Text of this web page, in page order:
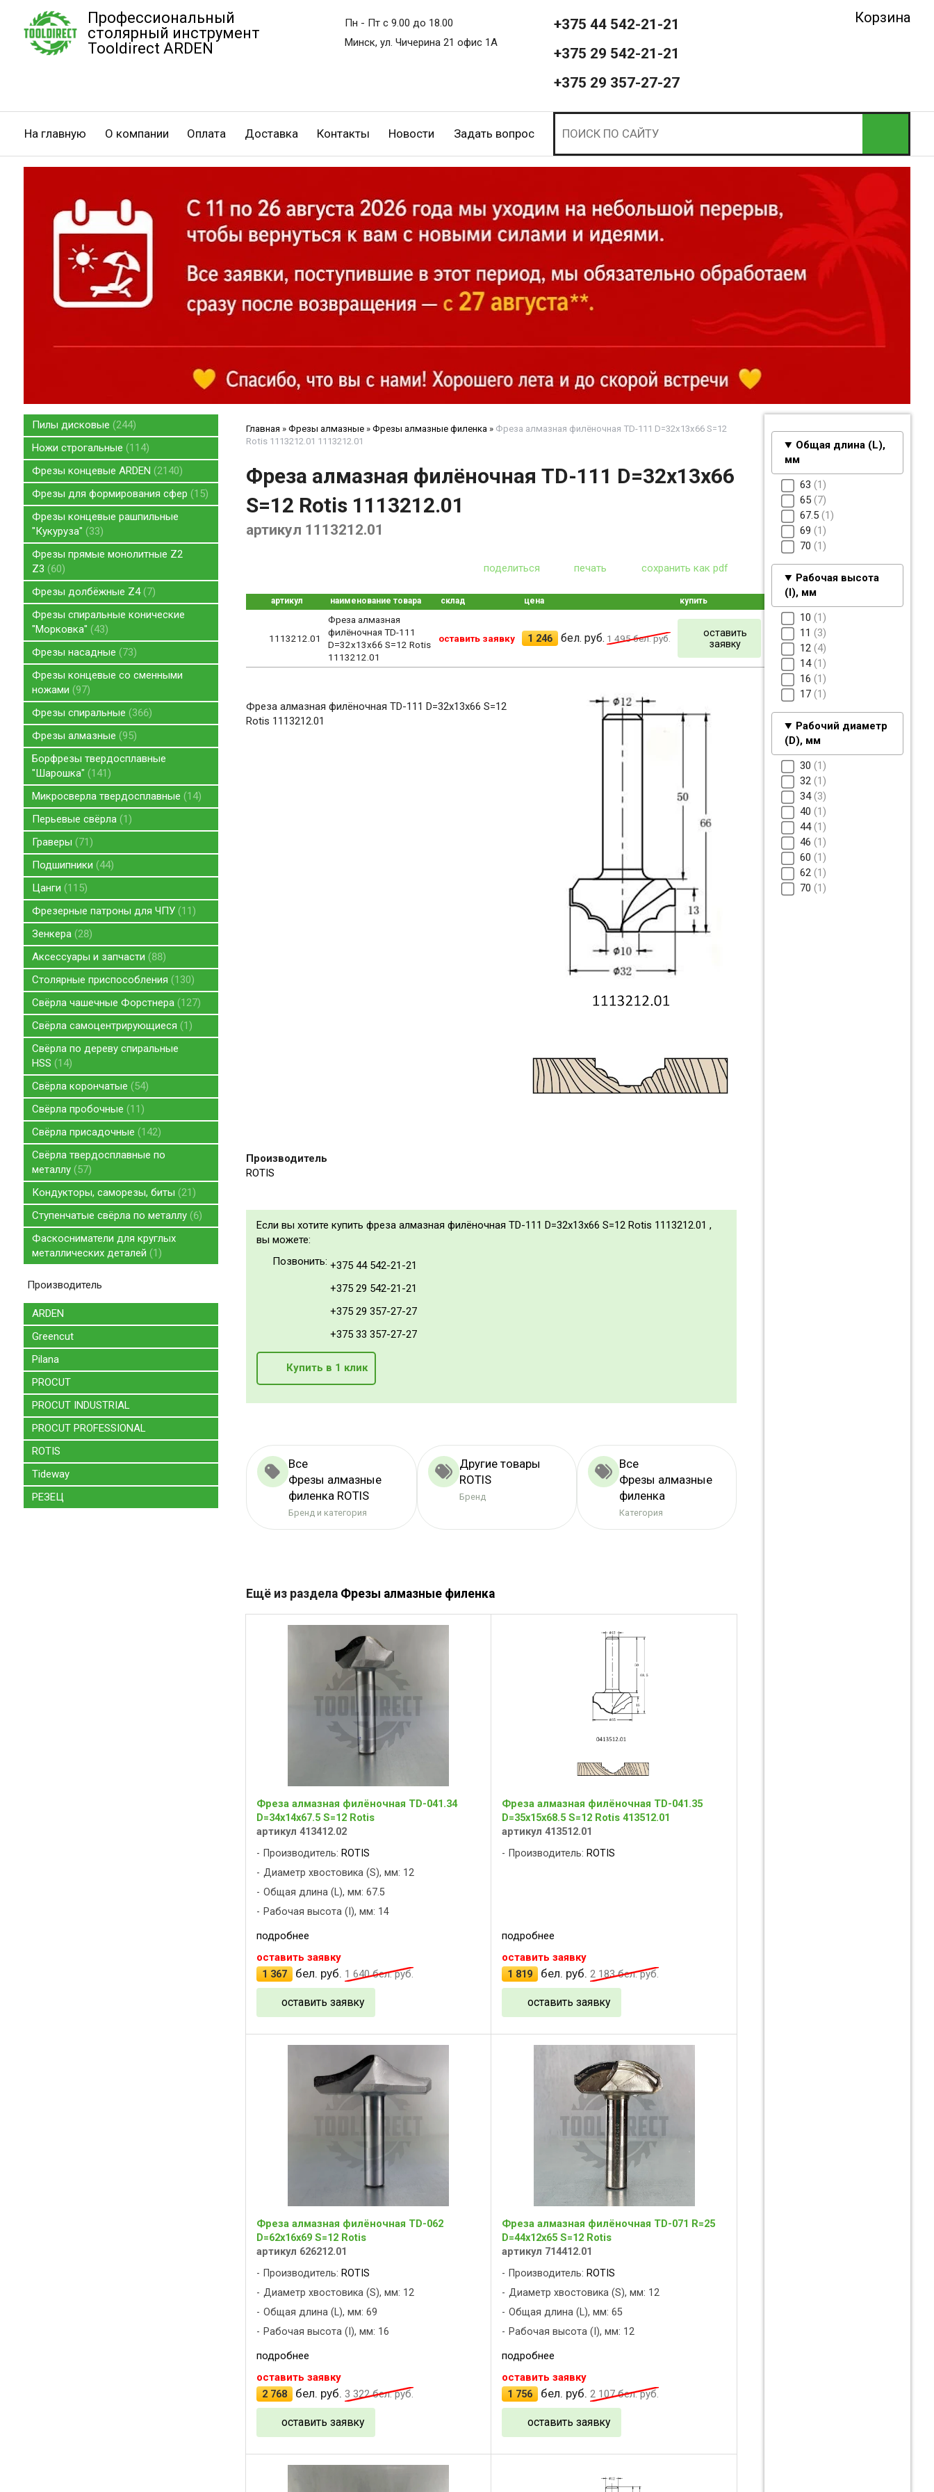
Профессиональный
столярный инструмент
Tooldirect ARDEN
Пн - Пт с 9.00 до 18.00
Минск, ул. Чичерина 21 офис 1А
+375 44 542-21-21
+375 29 542-21-21
+375 29 357-27-27
Корзина
На главную О компании Оплата Доставка Контакты Новости Задать вопрос
Пилы дисковые 244
Ножи строгальные 114
Фрезы концевые ARDEN 2140
Фрезы для формирования сфер 15
Фрезы концевые рашпильные
"Кукуруза" 33
Фрезы прямые монолитные Z2
Z3 60
Фрезы долбёжные Z4 7
Фрезы спиральные конические
"Морковка" 43
Фрезы насадные 73
Фрезы концевые со сменными
ножами 97
Фрезы спиральные 366
Фрезы алмазные 95
Борфрезы твердосплавные
"Шарошка" 141
Микросверла твердосплавные 14
Перьевые свёрла 1
Граверы 71
Подшипники 44
Цанги 115
Фрезерные патроны для ЧПУ 11
Зенкера 28
Аксессуары и запчасти 88
Столярные приспособления 130
Свёрла чашечные Форстнера 127
Свёрла самоцентрирующиеся 1
Свёрла по дереву спиральные
HSS 14
Свёрла корончатые 54
Свёрла пробочные 11
Свёрла присадочные 142
Свёрла твердосплавные по
металлу 57
Кондукторы, саморезы, биты 21
Ступенчатые свёрла по металлу 6
Фаскосниматели для круглых
металлических деталей 1
Производитель
ARDEN
Greencut
Pilana
PROCUT
PROCUT INDUSTRIAL
PROCUT PROFESSIONAL
ROTIS
Tideway
РЕЗЕЦ
Общая длина (L),
мм
63 1
65 7
67.5 1
69 1
70 1
Рабочая высота
(I), мм
10 1
11 3
12 4
14 1
16 1
17 1
Рабочий диаметр
(D), мм
30 1
32 1
34 3
40 1
44 1
46 1
60 1
62 1
70 1
Главная » Фрезы алмазные » Фрезы алмазные филенка » Фреза алмазная филёночная TD-111 D=32x13x66 S=12
Rotis 1113212.01 1113212.01
Фреза алмазная филёночная TD-111 D=32x13x66
S=12 Rotis 1113212.01
артикул 1113212.01
поделиться печать сохранить как pdf
артикул наименование товара склад цена купить
1113212.01
Фреза алмазная
филёночная TD-111
D=32x13x66 S=12 Rotis
1113212.01
оставить заявку 1 246 бел. руб. 1 495бел. руб.
оставить
заявку
Фреза алмазная филёночная TD-111 D=32x13x66 S=12
Rotis 1113212.01
Производитель
ROTIS
Если вы хотите купить фреза алмазная филёночная TD-111 D=32x13x66 S=12 Rotis 1113212.01 ,
вы можете:
Позвонить: +375 44 542-21-21
+375 29 542-21-21
+375 29 357-27-27
+375 33 357-27-27
Купить в 1 клик
Все
Фрезы алмазные
филенка ROTIS
Бренд и категория
Другие товары
ROTIS
Бренд
Все
Фрезы алмазные
филенка
Категория
Ещё из раздела Фрезы алмазные филенка
Фреза алмазная филёночная TD-041.34
D=34x14x67.5 S=12 Rotis
артикул 413412.02
Производитель: ROTIS
Диаметр хвостовика (S), мм: 12
Общая длина (L), мм: 67.5
Рабочая высота (I), мм: 14
подробнее
оставить заявку
1 367 бел. руб. 1 640бел. руб.
оставить заявку
Фреза алмазная филёночная TD-041.35
D=35x15x68.5 S=12 Rotis 413512.01
артикул 413512.01
Производитель: ROTIS
подробнее
оставить заявку
1 819
бел. руб. 2 183бел. руб.
оставить заявку
Фреза алмазная филёночная TD-062
D=62x16x69 S=12 Rotis
артикул 626212.01
Производитель: ROTIS
Диаметр хвостовика (S), мм: 12
Общая длина (L), мм: 69
Рабочая высота (I), мм: 16
подробнее
оставить заявку
2 768 бел. руб. 3 322бел. руб.
оставить заявку
Фреза алмазная филёночная TD-071 R=25
D=44x12x65 S=12 Rotis
артикул 714412.01
Производитель: ROTIS
Диаметр хвостовика (S), мм: 12
Общая длина (L), мм: 65
Рабочая высота (I), мм: 12
подробнее
оставить заявку
1 756
бел. руб. 2 107бел. руб.
оставить заявку